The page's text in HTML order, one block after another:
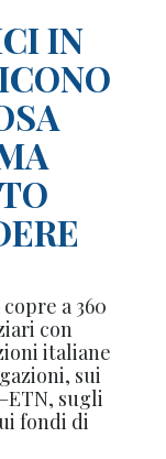
IN
a 360
con
italiane
sui
sugli
fondi di